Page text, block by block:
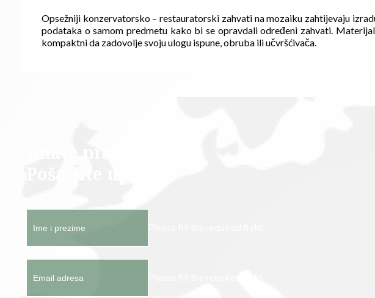
Opsežniji konzervatorsko – restauratorski zahvati na mozaiku zahtijevaju
podataka o samom predmetu kako bi se opravdali određeni zahvati.
kompaktni da zadovolje svoju ulogu ispune, obruba ili učvršćivača.